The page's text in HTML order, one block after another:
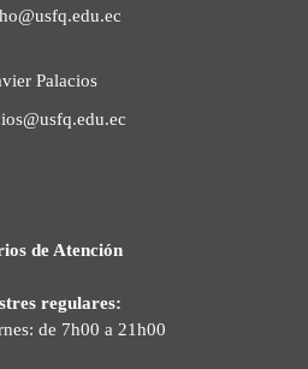
Palacios
de Atención
regulares:
de 7h00 a 21h00